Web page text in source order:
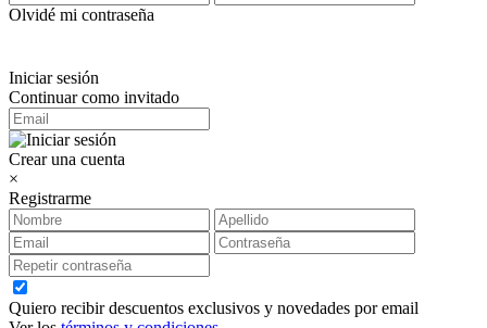
Olvidé mi contraseña
Iniciar sesión
Continuar como invitado
Crear una cuenta
×
Registrarme
Quiero recibir descuentos exclusivos y novedades por email